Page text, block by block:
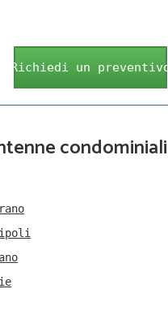
Richiedi un preventivo
condominiali